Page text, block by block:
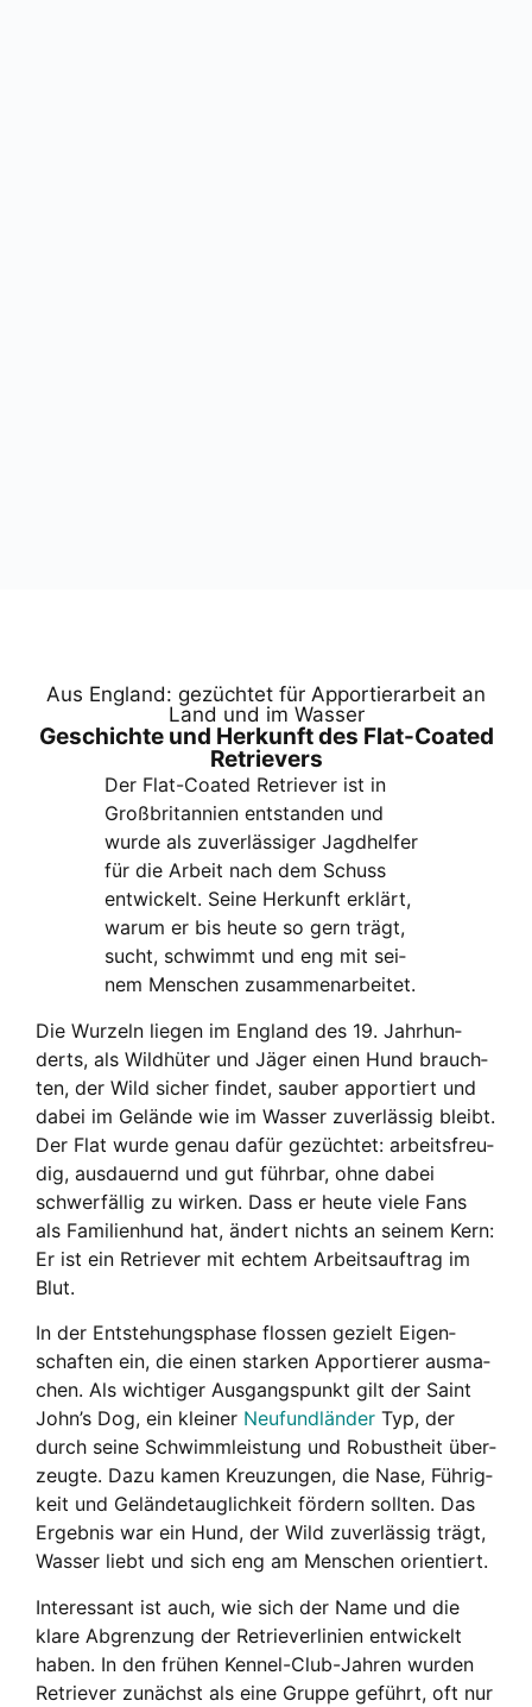
Aus Eng­land: gezüch­tet für Appor­tier­ar­beit an
Land und im Was­ser
Geschich­te und Her­kunft des Flat-Coa­ted
Retrie­vers
Der Flat-Coa­ted Retrie­ver ist in
Groß­bri­tan­ni­en ent­stan­den und
wur­de als zuver­läs­si­ger Jagd­hel­fer
für die Arbeit nach dem Schuss
ent­wi­ckelt. Sei­ne Her­kunft erklärt,
war­um er bis heu­te so gern trägt,
sucht, schwimmt und eng mit sei­
nem Men­schen zusam­men­ar­bei­tet.
Die Wur­zeln lie­gen im Eng­land des 19. Jahr­hun­
derts, als Wild­hü­ter und Jäger einen Hund brauch­
ten, der Wild sicher fin­det, sau­ber appor­tiert und
dabei im Gelän­de wie im Was­ser zuver­läs­sig bleibt.
Der Flat wur­de genau dafür gezüch­tet: arbeits­freu­
dig, aus­dau­ernd und gut führ­bar, ohne dabei
schwer­fäl­lig zu wir­ken. Dass er heu­te vie­le Fans
als Fami­li­en­hund hat, ändert nichts an sei­nem Kern:
Er ist ein Retrie­ver mit ech­tem Arbeits­auf­trag im
Blut.
In der Ent­ste­hungs­pha­se flos­sen gezielt Eigen­
schaf­ten ein, die einen star­ken Appor­tie­rer aus­ma­
chen. Als wich­ti­ger Aus­gangs­punkt gilt der Saint
John’s Dog, ein klei­ner Neu­fund­län­der Typ, der
durch sei­ne Schwimm­leis­tung und Robust­heit über­
zeug­te. Dazu kamen Kreu­zun­gen, die Nase, Füh­rig­
keit und Gelän­de­taug­lich­keit för­dern soll­ten. Das
Ergeb­nis war ein Hund, der Wild zuver­läs­sig trägt,
Was­ser liebt und sich eng am Men­schen ori­en­tiert.
Inter­es­sant ist auch, wie sich der Name und die
kla­re Abgren­zung der Retrie­ver­li­ni­en ent­wi­ckelt
haben. In den frü­hen Ken­nel-Club-Jah­ren wur­den
Retrie­ver zunächst als eine Grup­pe geführt, oft nur